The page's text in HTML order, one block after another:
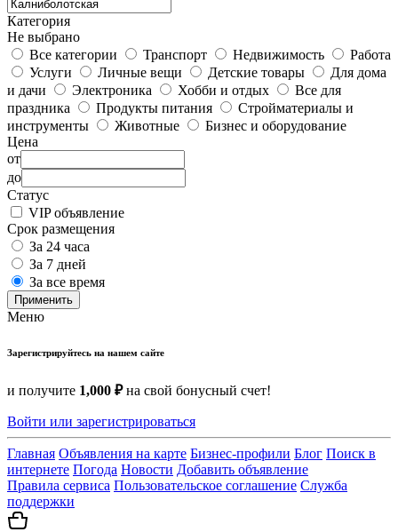
Категория
Не выбрано
Все категории
Транспорт Недвижимость
Работа
Услуги
Личные вещи Детские товары
Для дома
и дачи
Электроника Хобби и отдых
Все для
праздника
Продукты питания
Стройматериалы и
инструменты
Животные
Бизнес и оборудование
Цена
от
до
Статус
VIP объявление
Срок размещения
За 24 часа
За 7 дней
За все время
Применить
Меню
Зарегистрируйтесь на нашем сайте
и получите 1,000 ₽на свой бонусный счет!
Войти или зарегистрироваться
Главная Объявления на карте Бизнес-профили Блог Поиск в
интернете Погода Новости Добавить объявление
Правила сервиса Пользовательское соглашение Служба
поддержки